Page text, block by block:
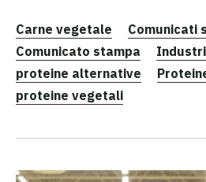
Carne vegetale
Comunicati
Comunicato stampa
proteine alternative
proteine vegetali